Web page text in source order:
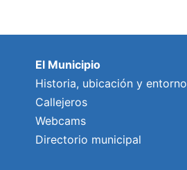
El Municipio
Historia, ubicación y entorno
Callejeros
Webcams
Directorio municipal